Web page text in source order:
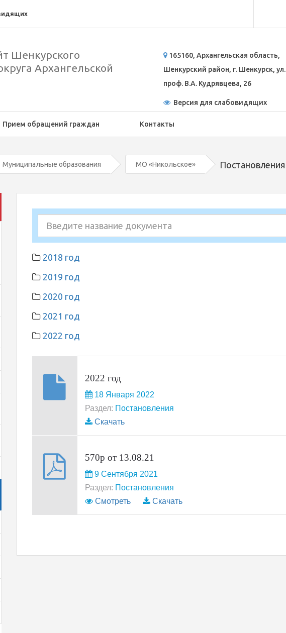
Шенкурского
Архангельской
165160, Архангельская область,
Шенкурский район, г. Шенкурск, ул.
проф. В.А. Кудрявцева, 26
Версия для слабовидящих
Прием обращений граждан Контакты
Муниципальные образования МО «Никольское» Постановления
2018 год
2019 год
2020 год
2021 год
2022 год
2022 год
18 Января 2022
Раздел: Постановления
Скачать
570р от 13.08.21
9 Сентября 2021
Раздел: Постановления
Смотреть
Скачать